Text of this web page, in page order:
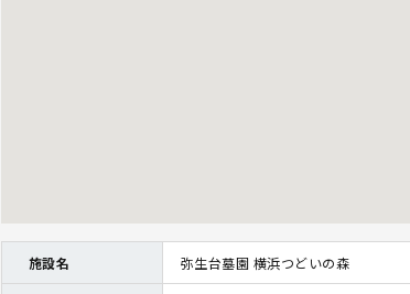
施設名 弥生台墓園 横浜つどいの森